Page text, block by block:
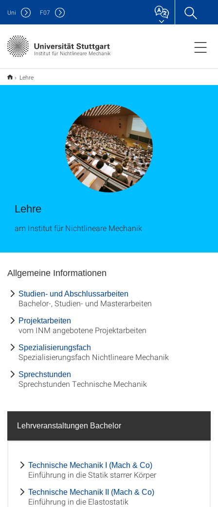
Institut für Nichtlineare Mechanik
Uni F07
Lehre
Lehre
am Institut für Nichtlineare Mechanik
Allgemeine Informationen
Studien- und Abschlussarbeiten
Bachelor-, Studien- und Masterarbeiten
Projektarbeiten
vom INM angebotene Projektarbeiten
Spezialisierungsfach
Spezialisierungsfach Nichtlineare Mechanik
Sprechstunden
Sprechstunden Technische Mechanik
Lehrveranstaltungen Bachelor
Technische Mechanik I (Mach & Co)
Einführung in die Statik starrer Körper
Technische Mechanik II (Mach & Co)
Einführung in die Elastostatik